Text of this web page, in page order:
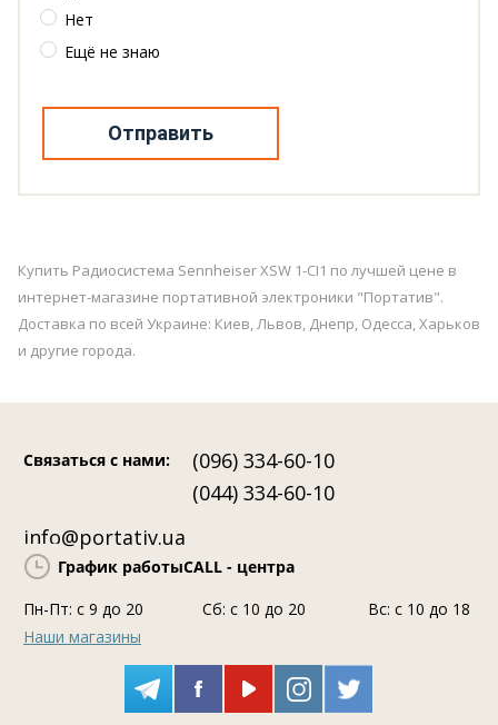
Нет
Ещё не знаю
Отправить
Купить Радиосистема Sennheiser XSW 1-CI1 по лучшей цене в
интернет-магазине портативной электроники "Портатив".
Доставка по всей Украине: Киев, Львов, Днепр, Одесса, Харьков
и другие города.
Связаться с нами:
(096) 334-60-10
(044) 334-60-10
info@portativ.ua
График работыCALL - центра
Пн-Пт: c 9 до 20
Сб: с 10 до 20
Вс: с 10 до 18
Наши магазины